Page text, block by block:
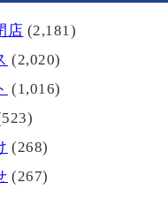
店 (2,181)
(2,020)
(1,016)
(268)
(267)